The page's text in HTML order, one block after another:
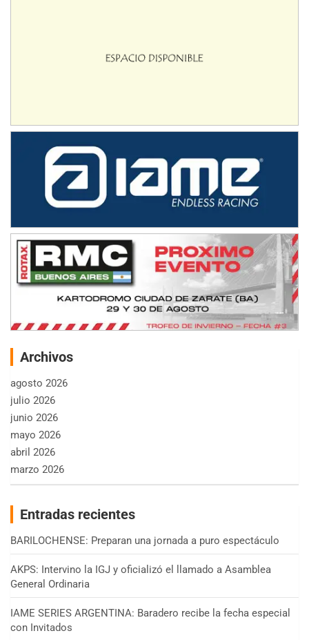
Archivos
agosto 2026
julio 2026
junio 2026
mayo 2026
abril 2026
marzo 2026
Entradas recientes
BARILOCHENSE: Preparan una jornada a puro espectáculo
AKPS: Intervino la IGJ y oficializó el llamado a Asamblea
General Ordinaria
IAME SERIES ARGENTINA: Baradero recibe la fecha especial
con Invitados